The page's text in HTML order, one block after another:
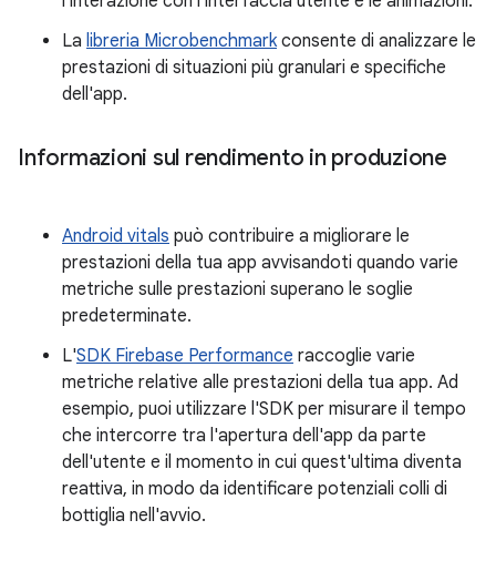
La libreria Microbenchmarkconsente di analizzare le
prestazioni di situazioni più granulari e specifiche
dell'app.
Informazioni sul rendimento in produzione
Android vitals può contribuire a migliorare le
prestazioni della tua app avvisandoti quando varie
metriche sulle prestazioni superano le soglie
predeterminate.
L'SDK Firebase Performance raccoglie varie
metriche relative alle prestazioni della tua app. Ad
esempio, puoi utilizzare l'SDK per misurare il tempo
che intercorre tra l'apertura dell'app da parte
dell'utente e il momento in cui quest'ultima diventa
reattiva, in modo da identificare potenziali colli di
bottiglia nell'avvio.